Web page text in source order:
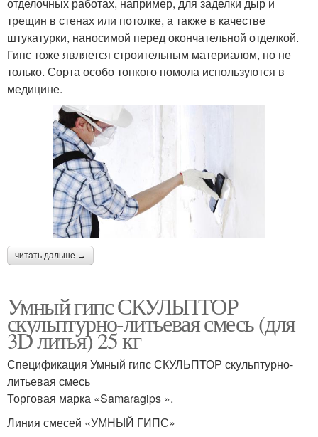
отделочных работах, например, для заделки дыр и
трещин в стенах или потолке, а также в качестве
штукатурки, наносимой перед окончательной отделкой.
Гипс тоже является строительным материалом, но не
только. Сорта особо тонкого помола используются в
медицине.
читать дальше →
Умный гипс СКУЛЬПТОР
скульптурно-литьевая смесь (для
3D литья) 25 кг
Спецификация Умный гипс СКУЛЬПТОР скульптурно-
литьевая смесь
Торговая марка «Samaragips ».
Линия смесей «УМНЫЙ ГИПС»